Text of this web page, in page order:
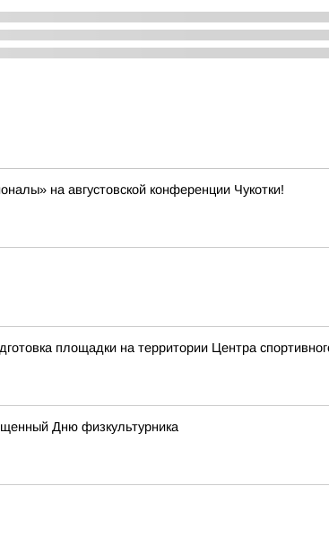
на августовской конференции Чукотки!
площадки на территории Центра
Дню физкультурника